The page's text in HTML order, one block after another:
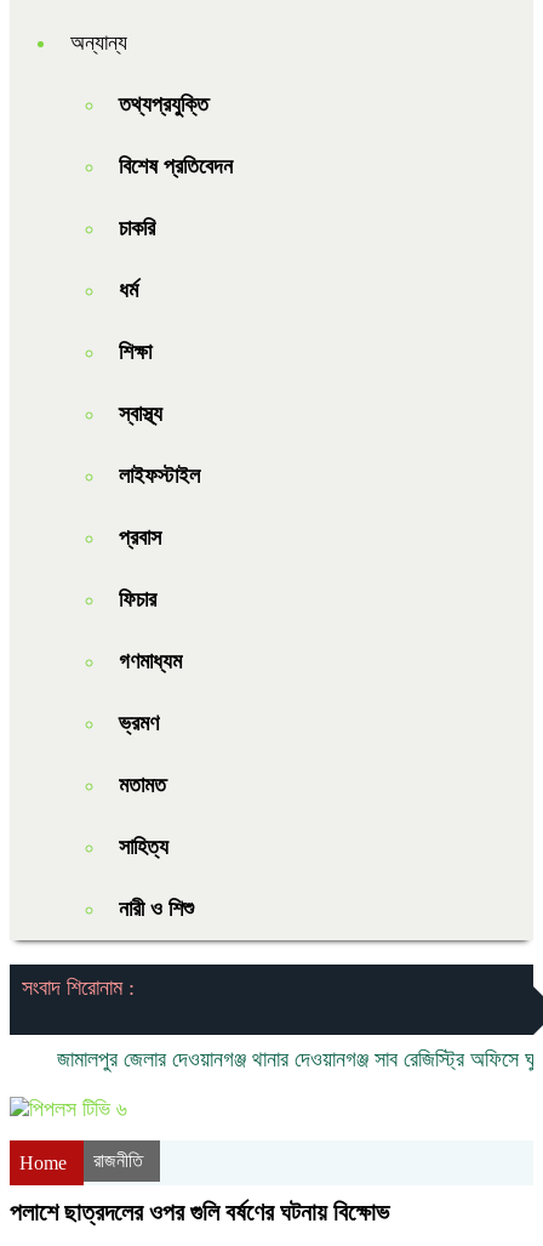
অন্যান্য
তথ্যপ্রযুক্তি
বিশেষ প্রতিবেদন
চাকরি
ধর্ম
শিক্ষা
স্বাস্থ্য
লাইফস্টাইল
প্রবাস
ফিচার
গণমাধ্যম
ভ্রমণ
মতামত
সাহিত্য
নারী ও শিশু
সংবাদ শিরোনাম :
জামালপুর জেলার দেওয়ানগঞ্জ থানার দেওয়ানগঞ্জ সাব রেজিস্ট্রি অফিসে ঘুষ ও
Home রাজনীতি
পলাশে ছাত্রদলের ওপর গুলি বর্ষণের ঘটনায় বিক্ষোভ